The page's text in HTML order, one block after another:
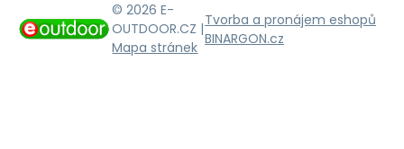
© 2026 E-
OUTDOOR.CZ |
Mapa stránek
Tvorba a pronájem eshopů
BINARGON.cz